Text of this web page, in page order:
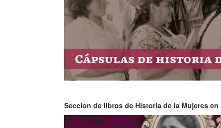
Seccion de libros de Historia de la Mujeres en